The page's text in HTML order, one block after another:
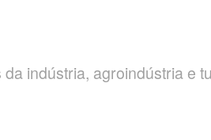
indústria, agroindústria e